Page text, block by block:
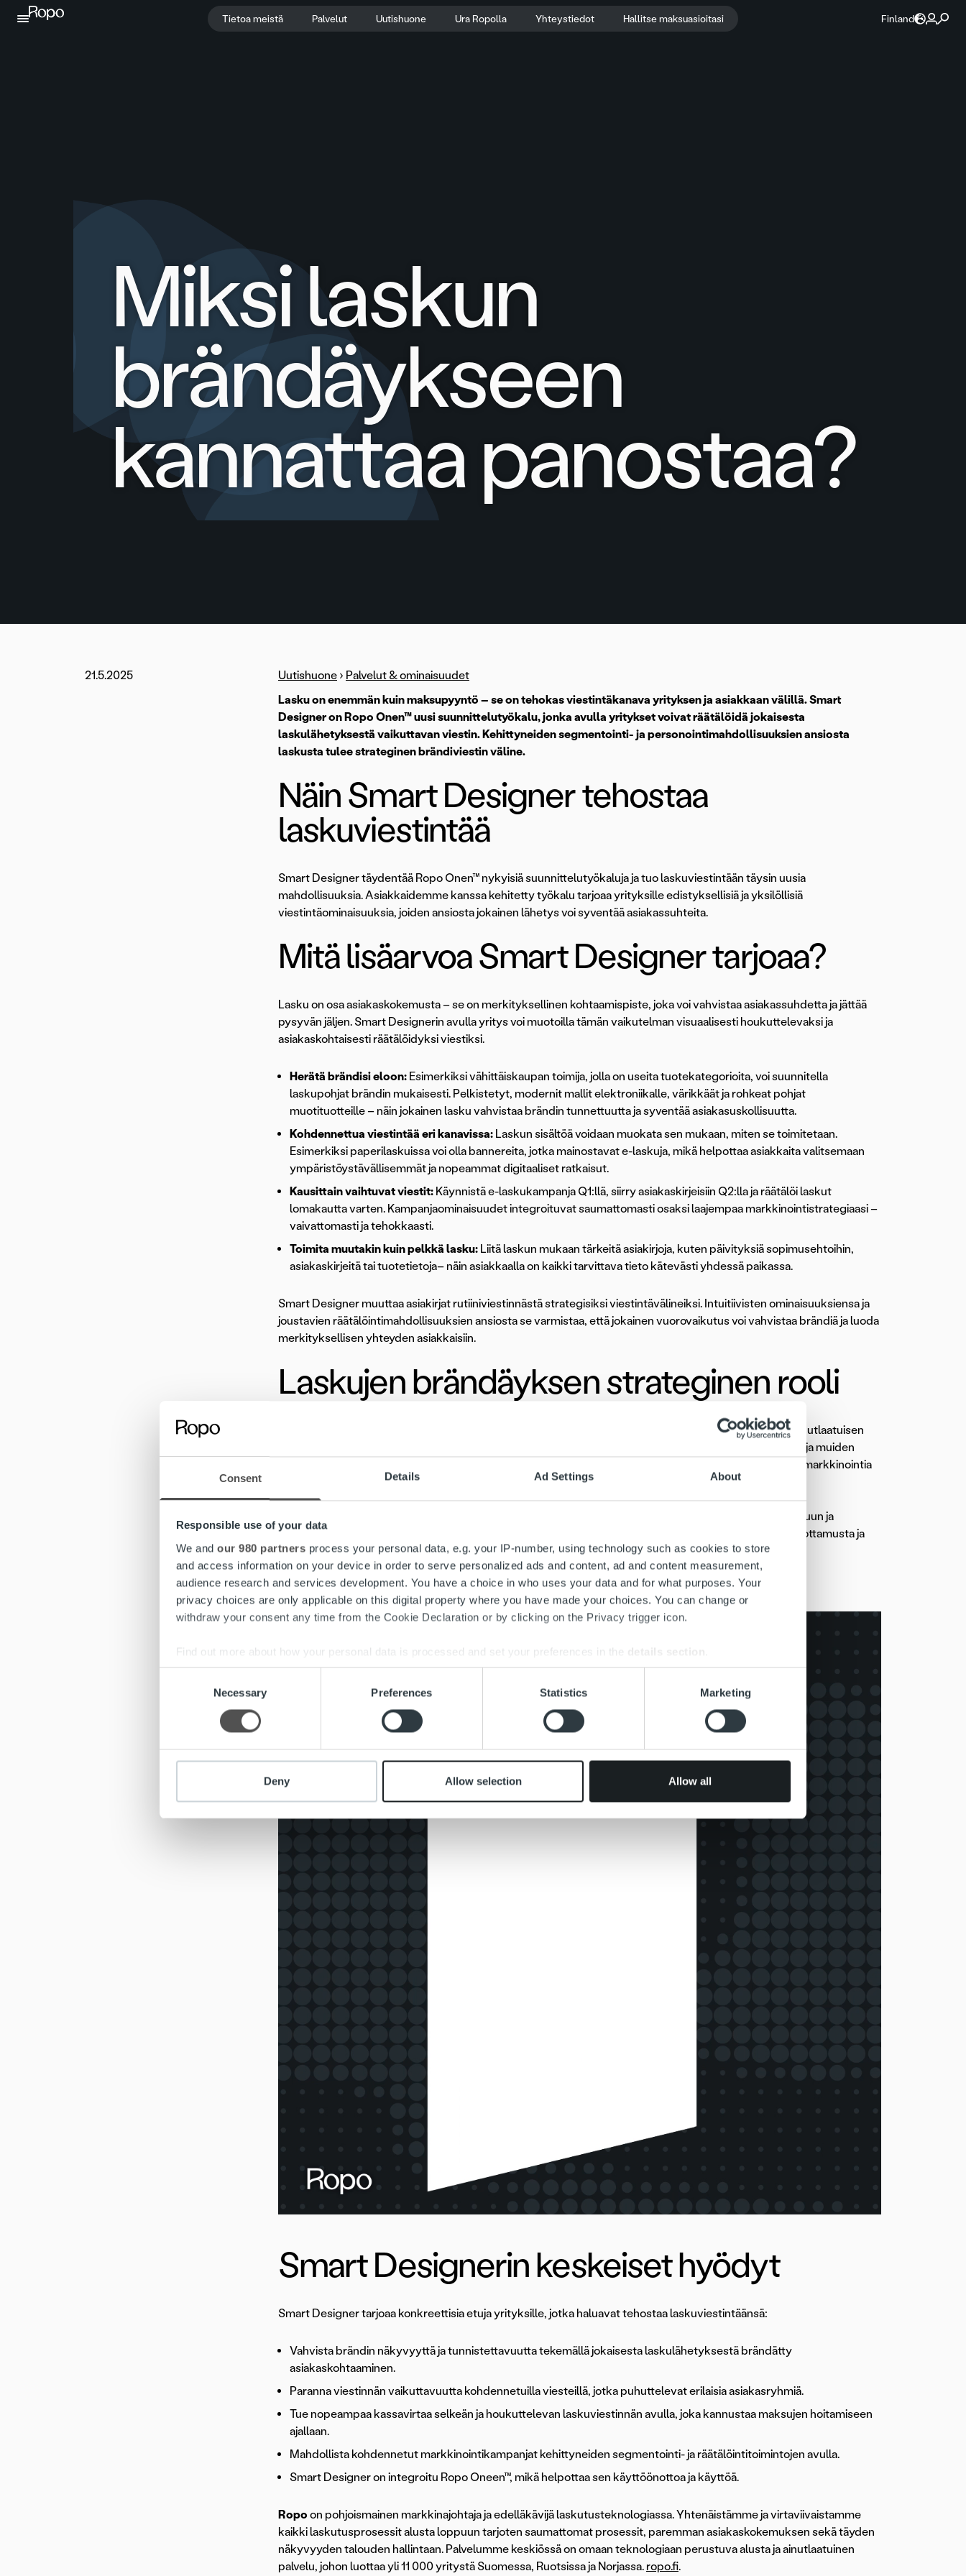
Consent Details Ad Settings About
Responsible use of your data
We and our 980 partners process your personal data, e.g. your IP-number, using technology such as cookies to store
and access information on your device in order to serve personalized ads and content, ad and content measurement,
audience research and services development. You have a choice in who uses your data and for what purposes. Your
privacy choices are only applicable on this digital property where you have made your choices. You can change or
withdraw your consent any time from the Cookie Declaration or by clicking on the Privacy trigger icon.
Find out more about how your personal data is processed and set your preferences in the details section
We use cookies to personalise content and ads, to provide social media features and to analyse our traffic. We also share
information about your use of our site with our social media, advertising and analytics partners who may combine it with
other information that you’ve provided to them or that they’ve collected from your use of their services.
Necessary Preferences Statistics Marketing
Deny Allow selection Allow all
Jatka sisältöön
Tietoa meistä Palvelut Uutishuone Ura Ropolla Yhteystiedot Hallitse maksuasioitasi Finland
Miksi laskun
brändäykseen
kannattaa panostaa?
21.5.2025 Uutishuone › Palvelut & ominaisuudet
Lasku on enemmän kuin maksupyyntö – se on tehokas viestintäkanava yrityksen ja asiakkaan välillä. Smart
Designer on Ropo Onen™ uusi suunnittelutyökalu, jonka avulla yritykset voivat räätälöidä jokaisesta
laskulähetyksestä vaikuttavan viestin. Kehittyneiden segmentointi- ja personointimahdollisuuksien ansiosta
laskusta tulee strateginen brändiviestin väline.
Näin Smart Designer tehostaa
laskuviestintää
Smart Designer täydentää Ropo Onen™ nykyisiä suunnittelutyökaluja ja tuo laskuviestintään täysin uusia
mahdollisuuksia. Asiakkaidemme kanssa kehitetty työkalu tarjoaa yrityksille edistyksellisiä ja yksilöllisiä
viestintäominaisuuksia, joiden ansiosta jokainen lähetys voi syventää asiakassuhteita.
Mitä lisäarvoa Smart Designer tarjoaa?
Lasku on osa asiakaskokemusta – se on merkityksellinen kohtaamispiste, joka voi vahvistaa asiakassuhdetta ja jättää
pysyvän jäljen. Smart Designerin avulla yritys voi muotoilla tämän vaikutelman visuaalisesti houkuttelevaksi ja
asiakaskohtaisesti räätälöidyksi viestiksi.
Herätä brändisi eloon: Esimerkiksi vähittäiskaupan toimija, jolla on useita tuotekategorioita, voi suunnitella
laskupohjat brändin mukaisesti. Pelkistetyt, modernit mallit elektroniikalle, värikkäät ja rohkeat pohjat
muotituotteille – näin jokainen lasku vahvistaa brändin tunnettuutta ja syventää asiakasuskollisuutta.
Kohdennettua viestintää eri kanavissa: Laskun sisältöä voidaan muokata sen mukaan, miten se toimitetaan.
Esimerkiksi paperilaskuissa voi olla bannereita, jotka mainostavat e-laskuja, mikä helpottaa asiakkaita valitsemaan
ympäristöystävällisemmät ja nopeammat digitaaliset ratkaisut.
Kausittain vaihtuvat viestit: Käynnistä e-laskukampanja Q1:llä, siirry asiakaskirjeisiin Q2:lla ja räätälöi laskut
lomakautta varten. Kampanjaominaisuudet integroituvat saumattomasti osaksi laajempaa markkinointistrategiaasi –
vaivattomasti ja tehokkaasti.
Toimita muutakin kuin pelkkä lasku: Liitä laskun mukaan tärkeitä asiakirjoja, kuten päivityksiä sopimusehtoihin,
asiakaskirjeitä tai tuotetietoja– näin asiakkaalla on kaikki tarvittava tieto kätevästi yhdessä paikassa.
Smart Designer muuttaa asiakirjat rutiiniviestinnästä strategisiksi viestintävälineiksi. Intuitiivisten ominaisuuksiensa ja
joustavien räätälöintimahdollisuuksien ansiosta se varmistaa, että jokainen vuorovaikutus voi vahvistaa brändiä ja luoda
merkityksellisen yhteyden asiakkaisiin.
Laskujen brändäyksen strateginen rooli
Laskut luetaan yleensä huolellisesti, koska ne sisältävät tärkeitä maksutietoja. Tämä tarjoaa yrityksille ainutlaatuisen
mahdollisuuden viestiä keskeisistä asioista omalla tyylillään ja vahvistaa asiakassuhteita. Logojen, värien ja muiden
visuaalisten elementtien lisäksi yhtenäinen laskutapa tukee yrityksen viestintästrategiaa vahvistamalla markkinointia
ja edistämällä esimerkiksi digitaalista laskutusta.
Loppujen lopuksi lasku on enemmän kuin pelkkä talousasiakirja: se kuvastaa yrityksen sitoutumista laatuun ja
asiakaskokemukseen. Viimeistelemällä laskun ulkoasun yritys voi vahvistaa asiakassuhteita, rakentaa luottamusta ja
erottua kilpailijoista.
Teksti jatkuu videon alapuolella.
Smart Designerin keskeiset hyödyt
Smart Designer tarjoaa konkreettisia etuja yrityksille, jotka haluavat tehostaa laskuviestintäänsä:
Vahvista brändin näkyvyyttä ja tunnistettavuutta tekemällä jokaisesta laskulähetyksestä brändätty
asiakaskohtaaminen.
Paranna viestinnän vaikuttavuutta kohdennetuilla viesteillä, jotka puhuttelevat erilaisia asiakasryhmiä.
Tue nopeampaa kassavirtaa selkeän ja houkuttelevan laskuviestinnän avulla, joka kannustaa maksujen hoitamiseen
ajallaan.
Mahdollista kohdennetut markkinointikampanjat kehittyneiden segmentointi- ja räätälöintitoimintojen avulla.
Smart Designer on integroitu Ropo Oneen™, mikä helpottaa sen käyttöönottoa ja käyttöä.
Ropo on pohjoismainen markkinajohtaja ja edelläkävijä laskutusteknologiassa. Yhtenäistämme ja virtaviivaistamme
kaikki laskutusprosessit alusta loppuun tarjoten saumattomat prosessit, paremman asiakaskokemuksen sekä täyden
näkyvyyden talouden hallintaan. Palvelumme keskiössä on omaan teknologiaan perustuva alusta ja ainutlaatuinen
palvelu, johon luottaa yli 11 000 yritystä Suomessa, Ruotsissa ja Norjassa. ropo.fi.